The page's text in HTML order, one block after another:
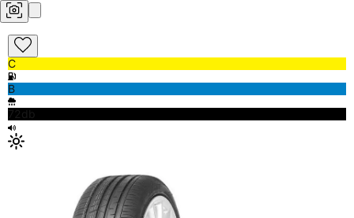
C
B
72db